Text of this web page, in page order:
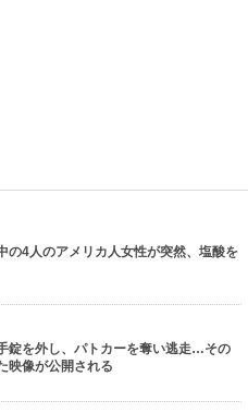
の4人のアメリカ人女性が突然、塩酸を
錠を外し、パトカーを奪い逃走…その
映像が公開される